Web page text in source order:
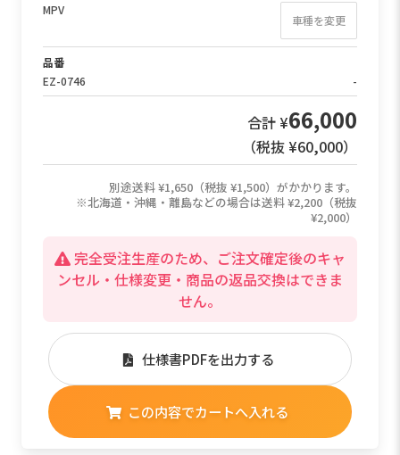
MPV
車種を変更
品番
EZ-0746
-
合計 ¥66,000
（税抜 ¥60,000）
別途送料 ¥1,650（税抜 ¥1,500）がかかります。
※北海道・沖縄・離島などの場合は送料 ¥2,200（税抜
¥2,000）
完全受注生産のため、ご注文確定後のキャ
ンセル・仕様変更・商品の返品交換はできま
せん。
仕様書PDFを出力する
この内容でカートへ入れる